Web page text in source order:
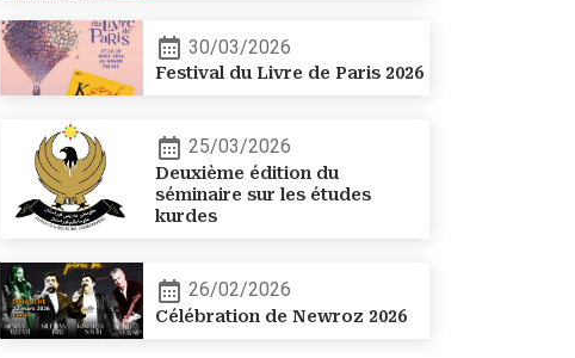
30/03/2026
Festival du Livre de Paris 2026
25/03/2026
Deuxième édition du
séminaire sur les études
kurdes
26/02/2026
Célébration de Newroz 2026